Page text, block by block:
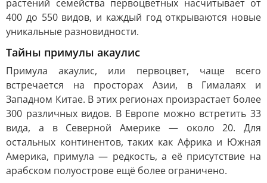
растений семейства первоцветных насчитывает от
400 до 550 видов, и каждый год открываются новые
уникальные разновидности.
Тайны примулы акаулис
Примула акаулис, или первоцвет, чаще всего
встречается на просторах Азии, в Гималаях и
Западном Китае. В этих регионах произрастает более
300 различных видов. В Европе можно встретить 33
вида, а в Северной Америке — около 20. Для
остальных континентов, таких как Африка и Южная
Америка, примула — редкость, а её присутствие на
арабском полуострове ещё более ограничено.